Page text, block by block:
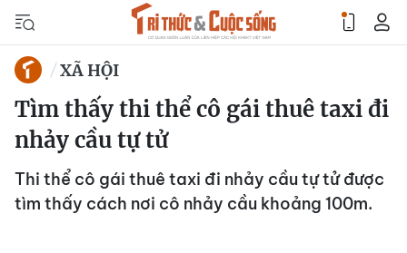
XÃ HỘI
Tìm thấy thi thể cô gái thuê taxi đi
nhảy cầu tự tử
Thi thể cô gái thuê taxi đi nhảy cầu tự tử được
tìm thấy cách nơi cô nhảy cầu khoảng 100m.